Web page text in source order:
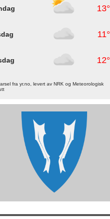
13°
11°
12°
fra yr.no, levert av NRK og Meteorologisk